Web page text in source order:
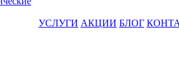
УСЛУГИ АКЦИИ БЛОГ